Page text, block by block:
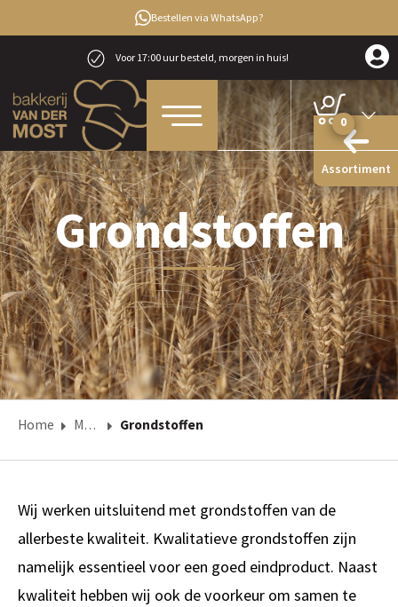
Bestellen via WhatsApp?
Voor 17:00 uur besteld, morgen in huis!
0
Assortiment
Grondstoffen
Home Maatschappelijke betrokkenheid Grondstoffen
Wij werken uitsluitend met grondstoffen van de
allerbeste kwaliteit. Kwalitatieve grondstoffen zijn
namelijk essentieel voor een goed eindproduct. Naast
kwaliteit hebben wij ook de voorkeur om samen te